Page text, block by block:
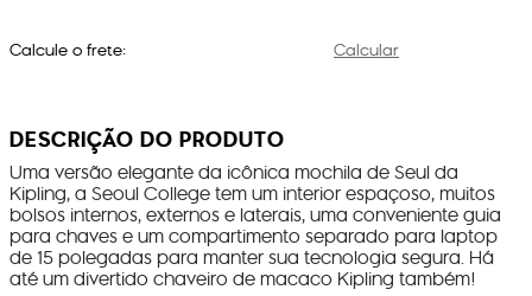
Calcule o frete: Calcular
DESCRIÇÃO DO PRODUTO
Uma versão elegante da icônica mochila de Seul da
Kipling, a Seoul College tem um interior espaçoso, muitos
bolsos internos, externos e laterais, uma conveniente guia
para chaves e um compartimento separado para laptop
de 15 polegadas para manter sua tecnologia segura. Há
até um divertido chaveiro de macaco Kipling também!